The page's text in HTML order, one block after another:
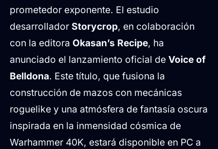
Domina el campo de batalla y
construye tu estrategia
Disponibilidad
prometedor exponente. El estudio
desarrollador Storycrop, en colaboración
con la editora Okasan’s Recipe, ha
anunciado el lanzamiento oficial de Voice of
Belldona. Este título, que fusiona la
construcción de mazos con mecánicas
roguelike y una atmósfera de fantasía oscura
inspirada en la inmensidad cósmica de
Warhammer 40K, estará disponible en PC a